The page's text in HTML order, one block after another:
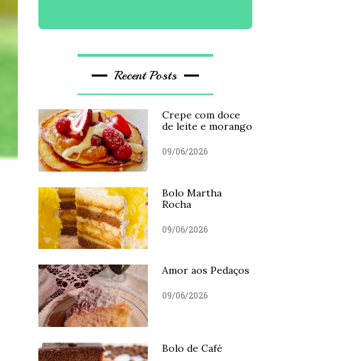
Recent Posts
Crepe com doce
de leite e morango
09/06/2026
Bolo Martha
Rocha
09/06/2026
Amor aos Pedaços
09/06/2026
Bolo de Café